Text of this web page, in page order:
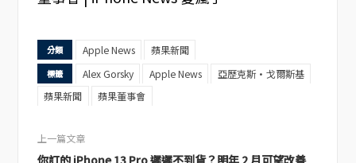
分類 Apple News 蘋果新聞
標籤 Alex Gorsky Apple News
亞歷克斯·戈爾斯基
蘋果新聞
蘋果董事會
上一篇文章